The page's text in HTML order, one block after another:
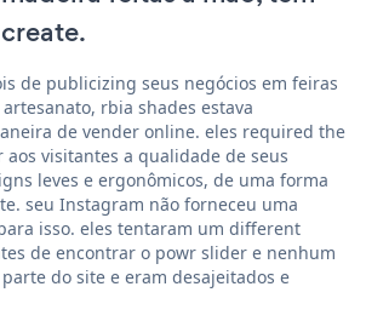
de publicizing seus negócios em feiras
rbia shades estava
de vender online. eles required the
visitantes a qualidade de seus
leves e ergonômicos, de uma forma
seu Instagram não forneceu uma
isso. eles tentaram um different
de encontrar o powr slider e nenhum
do site e eram desajeitados e